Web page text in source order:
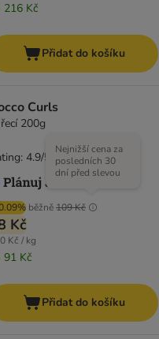
216 Kč
Přidat do košíku
Curls
200g
běžně109 Kč
Nejnižší cena za
posledních 30
dní před slevou
Kč
Kč / kg
91 Kč
4.9/5 (
Přidat do košíku